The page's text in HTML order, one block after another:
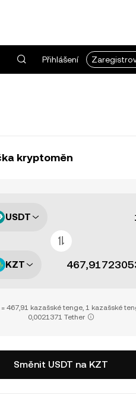
Přihlášení
kryptoměn
USDT
KZT
= 467,91 kazašské tenge, 1 kazašské
0,0021371 Tether
Směnit USDT na KZT